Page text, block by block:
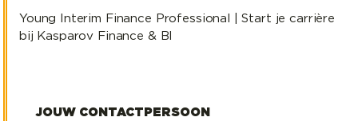
Young Interim Finance Professional | Start je carrière
bij Kasparov Finance & BI
JOUW CONTACTPERSOON